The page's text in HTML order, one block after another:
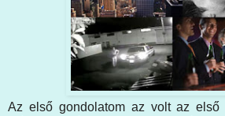
Az első gondolatom az volt az első